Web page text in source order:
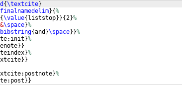
{\textcite}
}{%
{\value{ liststop}}{2}%
\space}%
{and }\space}}%
}%
}}
}%
}}
}%
}}